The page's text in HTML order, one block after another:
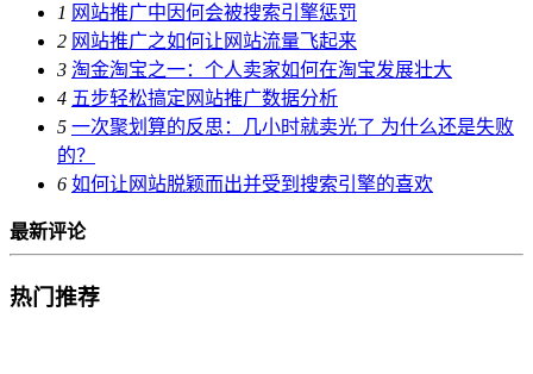
1 网站推广中因何会被搜索引擎惩罚
2 网站推广之如何让网站流量飞起来
3 淘金淘宝之一：个人卖家如何在淘宝发展壮大
4 五步轻松搞定网站推广数据分析
5 一次聚划算的反思：几小时就卖光了 为什么还是失败
的？
6 如何让网站脱颖而出并受到搜索引擎的喜欢
最新评论
热门推荐